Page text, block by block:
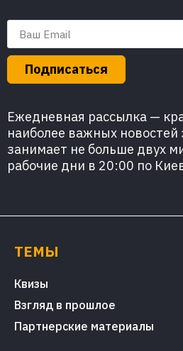
Подписаться
Ежедневная рассылка —
наиболее важных новостей
занимает не больше двух
рабочие дни в 20:00 по
ТЕМЫ
Квизы
Взгляд в прошлое
Партнерские материалы